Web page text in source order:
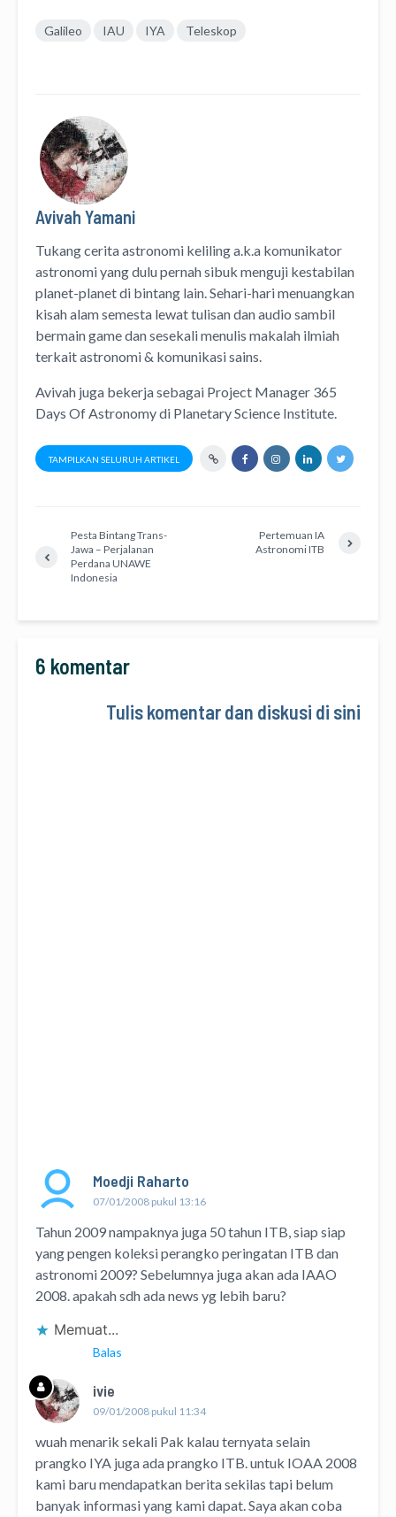
Galileo IAU IYA Teleskop
Avivah Yamani
Tukang cerita astronomi kelilinga.k.a komunikator
astronomiyang dulu pernah sibuk menguji kestabilan
planet-planet di bintang lain. Sehari-hari menuangkan
kisah alam semesta lewattulisandanaudio sambil
bermain game dan sesekali menulis makalah ilmiah
terkait astronomi & komunikasi sains.
Avivah juga bekerja sebagai Project Manager 365
Days Of Astronomydi Planetary Science Institute.
TAMPILKAN SELURUH ARTIKEL
Pesta Bintang Trans-
Jawa – Perjalanan
Perdana UNAWE
Indonesia
Pertemuan IA
Astronomi ITB
6 komentar
Tulis komentar dan diskusi di sini
Moedji Raharto
07/01/2008 pukul 13:16
Tahun 2009 nampaknya juga 50 tahun ITB, siap siap
yang pengen koleksi perangko peringatan ITB dan
astronomi 2009? Sebelumnya juga akan ada IAAO
2008. apakah sdh ada news yg lebih baru?
Memuat...
Balas
ivie
09/01/2008 pukul 11:34
wuah menarik sekali Pak kalau ternyata selain
prangko IYA juga ada prangko ITB. untuk IOAA 2008
kami baru mendapatkan berita sekilas tapi belum
banyak informasi yang kami dapat. Saya akan coba